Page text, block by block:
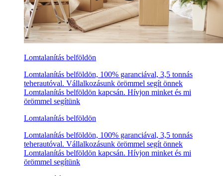
Lomtalanítás belföldön
Lomtalanítás belföldön, 100% garanciával, 3,5 tonnás
teherautóval. Vállalkozásunk örömmel segít önnek
Lomtalanítás belföldön kapcsán. Hívjon minket és mi
örömmel segítünk
Lomtalanítás belföldön
Lomtalanítás belföldön, 100% garanciával, 3,5 tonnás
teherautóval. Vállalkozásunk örömmel segít önnek
Lomtalanítás belföldön kapcsán. Hívjon minket és mi
örömmel segítünk